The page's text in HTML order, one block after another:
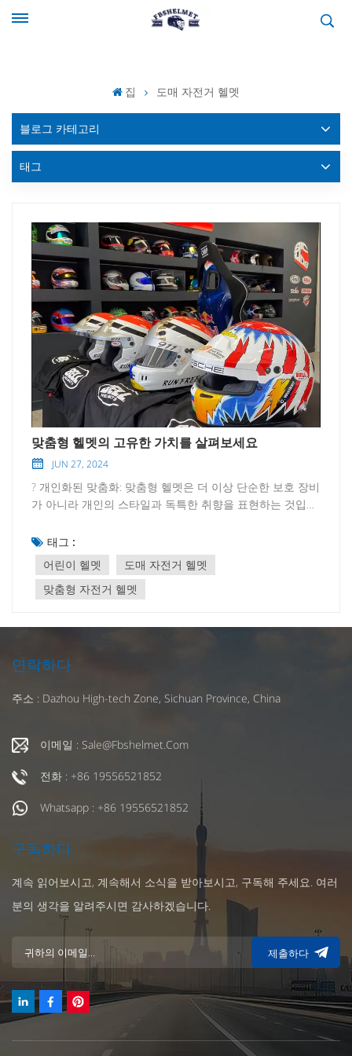
집 도매 자전거 헬멧
블로그 카테고리
태그
맞춤형 헬멧의 고유한 가치를 살펴보세요
JUN 27, 2024
? 개인화된 맞춤화: 맞춤형 헬멧은 더 이상 단순한 보호 장비
가 아니라 개인의 스타일과 독특한 취향을 표현하는 것입니
필요와 선호도에 따라 독특한 헬멧을 만들어 자신만의 매력
을 보여줄 수 있습니다. ? 스포츠 매칭: 자전거 애호가, 스케
이트보더 또는 오토바이 라이더인지 여부에 관계없이 맞춤
형 헬멧은 완벽한 스포츠 매칭을 제공하고 스포츠 장비나 차
있습니다. ? 다채로운 선택: 다양한 외관 색상, 패턴 및 패턴
한 사용자의 요구를 충족할 수 있는 풍부하고 다양한 선택을
제공합니다. 단순한 패션, 멋진 기술 또는 복고풍 클래식을
선호하든 맞춤형 헬멧은 개인 스타일에 맞출 수 있습니다.
요구 사항과 자신의 선호도에 따라 독점적인 헬멧을 만들고
는 성능 수준에 도움을 줄 수 있습니다. ? 패션 트렌드를 선
을 원하든 전문적인 기능을 추구하든 맞춤형 헬멧은 독특한
경험과 완벽한 보호 기능을 제공할 수 있습니다. 스포츠와
모험 여행에 멋진 색상을 추가하여 맞춤 설정의 재미와 독특
태그 :
어린이 헬멧
도매 자전거 헬멧
맞춤형 자전거 헬멧
연락하다
주소 : Dazhou High-tech Zone, Sichuan Province, China
이메일 : Sale@fbshelmet.com
전화 : +86 19556521852
Whatsapp : +86 19556521852
구독하다
계속 읽어보시고, 계속해서 소식을 받아보시고, 구독해 주세요. 여러
분의 생각을 알려주시면 감사하겠습니다.
제출하다